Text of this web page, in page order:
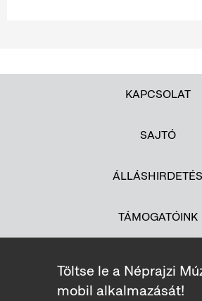
KAPCSOLAT
SAJTÓ
ÁLLÁSHIRDETÉS
TÁMOGATÓINK
Töltse le a Néprajzi
mobil alkalmazását!